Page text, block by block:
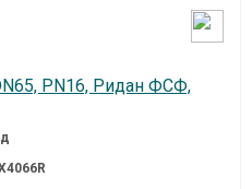
PN16, Ридан ФСФ,